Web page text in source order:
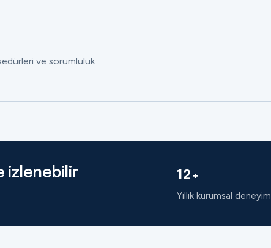
ve sorumluluk
izlenebilir
12+
Yıllık kurumsal deneyim